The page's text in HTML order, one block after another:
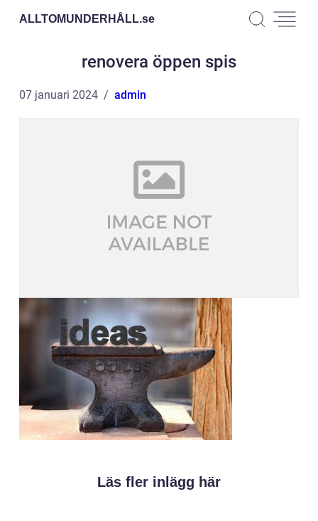
ALLTOMUNDERHÅLL.se
renovera öppen spis
07 januari 2024 admin
Läs fler inlägg här